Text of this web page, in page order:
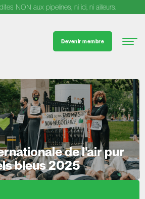
NON aux pipelines, ni ici, ni ailleurs.
Devenir membre
de l'air pur
bleus 2025